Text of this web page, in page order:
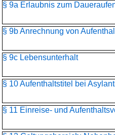
§ 9a Erlaubnis zum
§ 9b Anrechnung von
§ 9c Lebensunterhalt
§ 10 Aufenthaltstitel bei
§ 11 Einreise- und